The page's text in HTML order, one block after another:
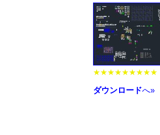
★★★★★★★★★
ダウンロードへ»